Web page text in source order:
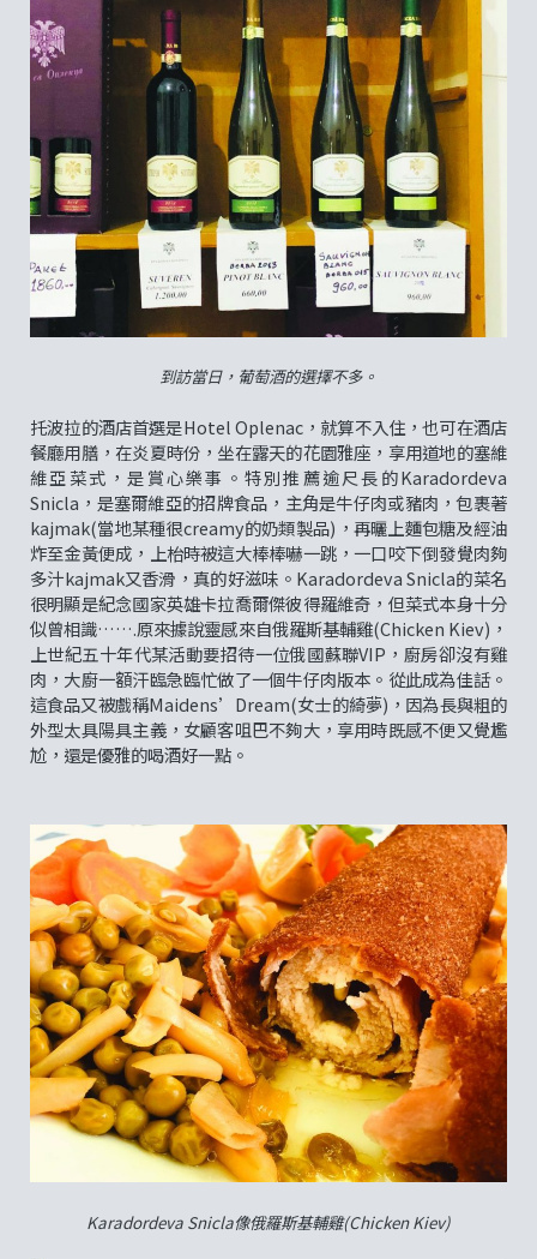
到訪當日，葡萄酒的選擇不多。
托波拉的酒店首選是Hotel Oplenac，就算不入住，也可在酒店
餐廳用膳，在炎夏時份，坐在露天的花園雅座，享用道地的塞維
維亞菜式，是賞心樂事。特別推薦逾尺長的Karadordeva
Snicla，是塞爾維亞的招牌食品，主角是牛仔肉或豬肉，包裹著
kajmak(當地某種很creamy的奶類製品)，再曬上麵包糖及經油
炸至金黃便成，上枱時被這大棒棒嚇一跳，一口咬下倒發覺肉夠
多汁kajmak又香滑，真的好滋味。Karadordeva Snicla的菜名
很明顯是紀念國家英雄卡拉喬爾傑彼得羅維奇，但菜式本身十分
似曾相識…….原來據說靈感來自俄羅斯基輔雞(Chicken Kiev)，
上世紀五十年代某活動要招待一位俄國蘇聯VIP，廚房卻沒有雞
肉，大廚一額汗臨急臨忙做了一個牛仔肉版本。從此成為佳話。
這食品又被戲稱Maidens’Dream(女士的綺夢)，因為長與粗的
外型太具陽具主義，女顧客咀巴不夠大，享用時既感不便又覺尷
尬，還是優雅的喝酒好一點。
Karadordeva Snicla像俄羅斯基輔雞(Chicken Kiev)